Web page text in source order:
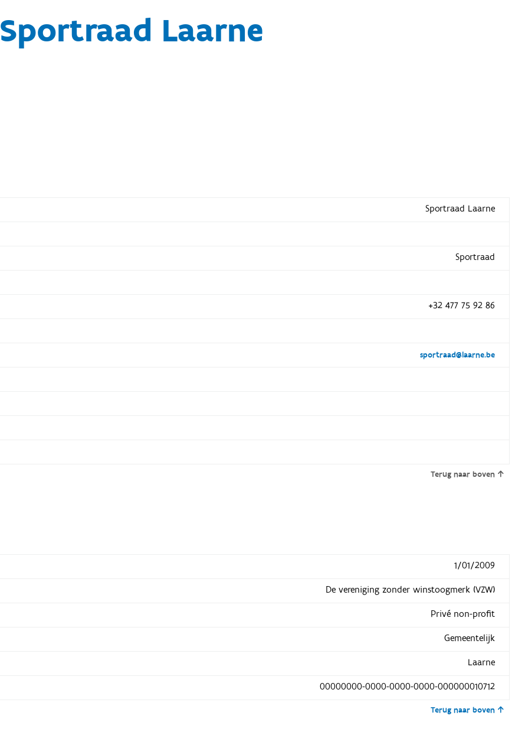
Sportraad Laarne
Sportraad Laarne
Sportraad
+32 477 75 92 86
sportraad@laarne.be
Terug naar boven
1/01/2009
De vereniging zonder winstoogmerk (VZW)
Privé non-profit
Gemeentelijk
Laarne
00000000-0000-0000-0000-000000010712
Terug naar boven